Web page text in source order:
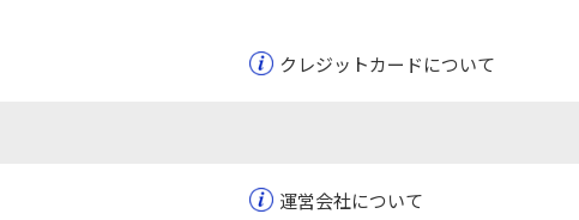
クレジットカードについて
運営会社について